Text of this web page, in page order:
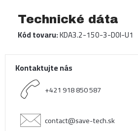
Technické dáta
Kód tovaru:KDA3.2-150-3-D0I-U1
Kontaktujte nás
+421 918 850 587
contact@save-tech.sk